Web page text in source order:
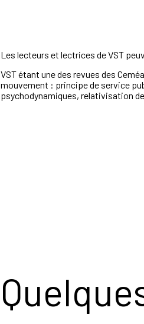
Les lecteurs et lectrices de VST
VST étant une des revues des
mouvement : principe de service
psychodynamiques, relativisation